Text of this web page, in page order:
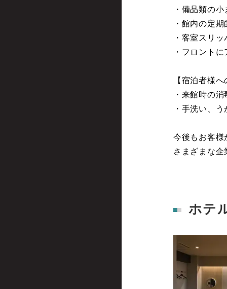
・備品類の
・館内の定
・客室スリ
・フロント
【宿泊者様
・来館時の
・手洗い、
今後もお客様
さまざまな
ホテ